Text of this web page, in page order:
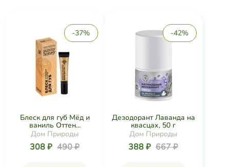
-37%
Блеск для губ Мёд и
ваниль Оттен...
Дом Природы
308 ₽ 490 ₽
-42%
Дезодорант Лаванда на
квасцах, 50 г
Дом Природы
388 ₽ 667 ₽